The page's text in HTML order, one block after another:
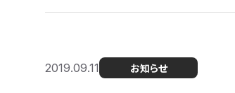
2019.09.11 お知らせ